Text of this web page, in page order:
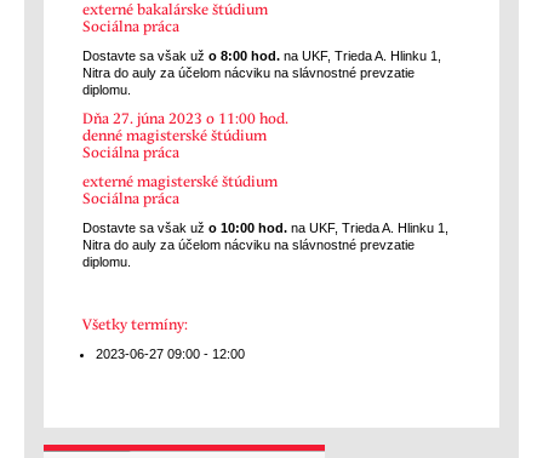
externé bakalárske štúdium
Sociálna práca
Dostavte sa však už o 8:00 hod. na UKF, Trieda A. Hlinku 1,
Nitra do auly za účelom nácviku na slávnostné prevzatie
diplomu.
Dňa 27. júna 2023 o 11:00 hod.
denné magisterské štúdium
Sociálna práca
externé magisterské štúdium
Sociálna práca
Dostavte sa však už o 10:00 hod. na UKF, Trieda A. Hlinku 1,
Nitra do auly za účelom nácviku na slávnostné prevzatie
diplomu.
Všetky termíny:
2023-06-27 09:00 - 12:00